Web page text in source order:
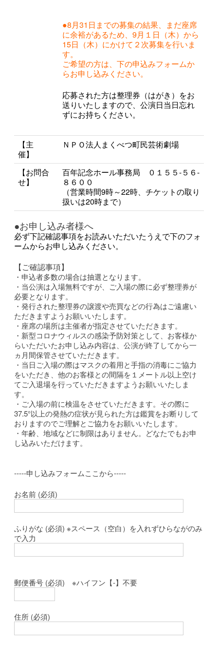
●8月31日までの募集の結果、まだ座席
に余裕があるため、9月１日（木）から
15日（木）にかけて２次募集を行いま
す。
ご希望の方は、下の申込みフォームか
らお申し込みください。
応募された方は整理券（はがき）をお
送りいたしますので、公演日当日忘れ
ずにお持ちください。
【主
催】
ＮＰＯ法人まくべつ町民芸術劇場
【お問合
せ】
百年記念ホール事務局 ０１５５-５６-
８６００
（営業時間9時～22時、チケットの取り
扱いは20時まで）
●お申し込み者様へ
必ず下記確認事項をお読みいただいたうえで下のフォ
ームからお申し込みください。
【ご確認事項】
・申込者多数の場合は抽選となります。
・当公演は入場無料ですが、ご入場の際に必ず整理券が
必要となります。
・発行された整理券の譲渡や売買などの行為はご遠慮い
ただきますようお願いいたします。
・座席の場所は主催者が指定させていただきます。
・新型コロナウィルスの感染予防対策として、お客様か
らいただいたお申し込み内容は、公演が終了してから一
ヵ月間保管させていただきます。
・当日ご入場の際はマスクの着用と手指の消毒にご協力
をいただき、他のお客様との間隔を１メートル以上空け
てご入退場を行っていただきますようお願いいたしま
す。
・ご入場の前に検温をさせていただきます。その際に
37.5°以上の発熱の症状が見られた方は鑑賞をお断りして
おりますのでご理解とご協力をお願いいたします。
・年齢、地域などに制限はありません。どなたでもお申
し込みいただけます。
-----申し込みフォームここから-----
お名前 (必須)
ふりがな (必須) ※スペース（空白）を入れずひらながのみ
で入力
郵便番号 (必須) ※ハイフン【‐】不要
住所 (必須)